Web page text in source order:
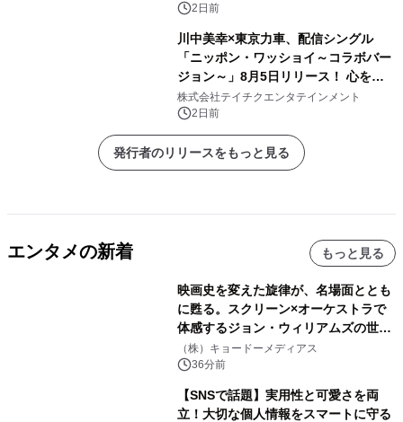
2日前
川中美幸×東京力車、配信シングル
「ニッポン・ワッショイ～コラボバー
ジョン～」8月5日リリース！ 心をひ
とつに、歌の力で温かなエールを
株式会社テイチクエンタテインメント
2日前
発行者のリリースをもっと見る
エンタメの新着 もっと見る
映画史を変えた旋律が、名場面ととも
に甦る。スクリーン×オーケストラで
体感するジョン・ウィリアムズの世
界。ジョン・ウィリアムズ：シネマ・
スペクタキュラー・コンサート 開催決
（株）キョードーメディアス
36分前
【SNSで話題】実用性と可愛さを両
立！大切な個人情報をスマートに守る